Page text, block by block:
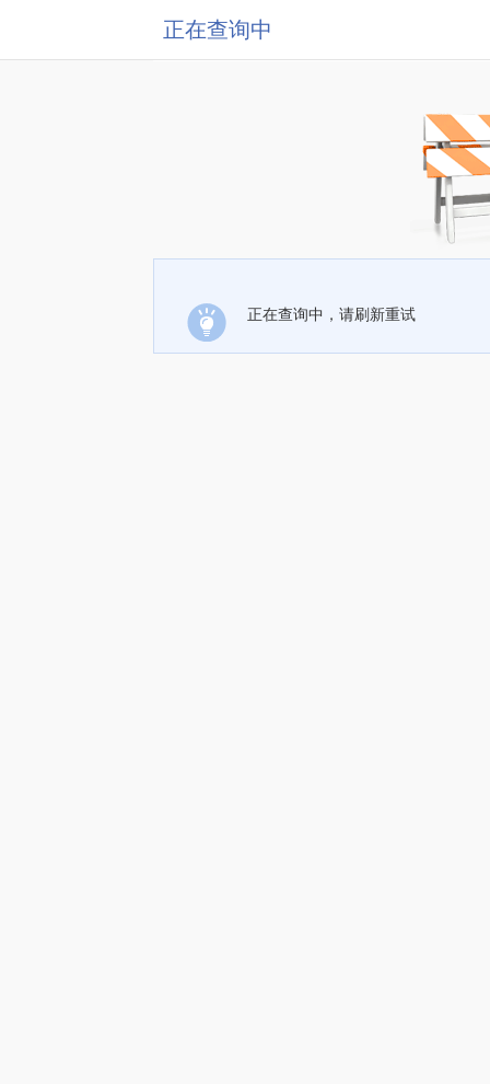
正在查询中
正在查询中，请刷新重试